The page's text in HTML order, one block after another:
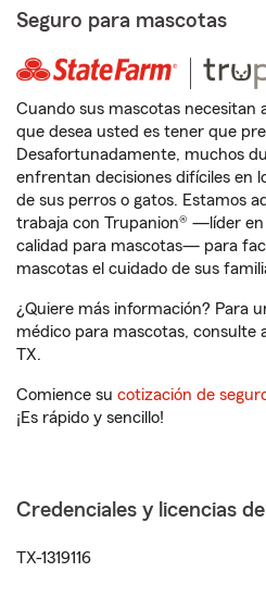
Seguro para mascotas
Cuando sus mascotas necesitan
que desea usted es tener que
Desafortunadamente, muchos
enfrentan decisiones difíciles en
de sus perros o gatos. Estamos
trabaja con Trupanion® —líder en
calidad para mascotas— para
mascotas el cuidado de sus
¿Quiere más información? Para
médico para mascotas, consulte
TX.
Comience su cotización de
¡Es rápido y sencillo!
Credenciales y licencias
TX-1319116